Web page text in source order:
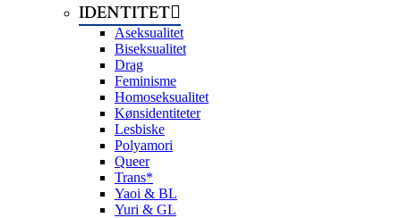
IDENTITET
Aseksualitet
Biseksualitet
Drag
Feminisme
Homoseksualitet
Kønsidentiteter
Lesbiske
Polyamori
Queer
Trans*
Yaoi & BL
Yuri & GL